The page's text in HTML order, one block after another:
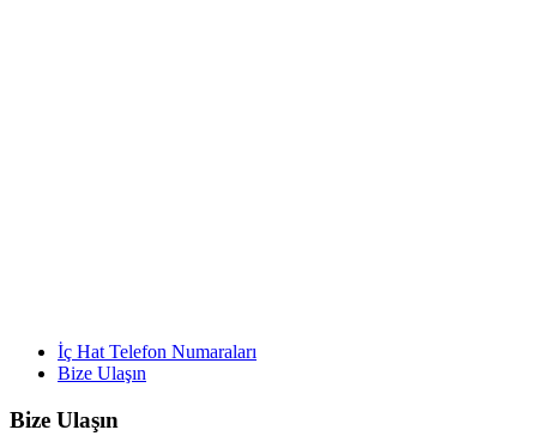
İç Hat Telefon Numaraları
Bize Ulaşın
Bize Ulaşın